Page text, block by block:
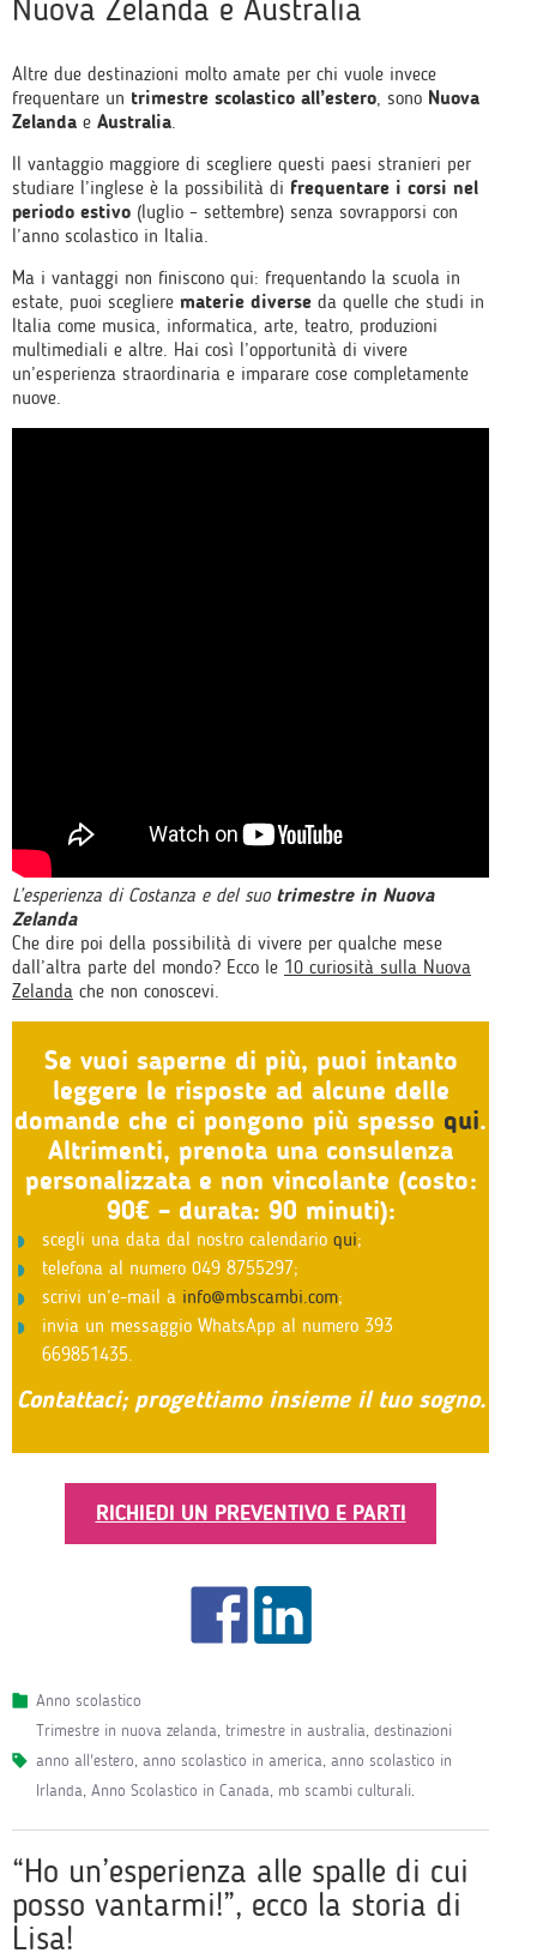
Nuova Zelanda e Australia
Altre due destinazioni molto amate per chi vuole invece
frequentare un trimestre scolastico all’estero , sono Nuova
Zelanda e Australia
Il vantaggio maggiore di scegliere questi paesi stranieri per
studiare l’inglese è la possibilità di frequentare i corsi nel
periodo estivo (luglio – settembre) senza sovrapporsi con
l’anno scolastico in Italia.
Ma i vantaggi non finiscono qui: frequentando la scuola in
estate, puoi scegliere materie diverse da quelle che studi in
Italia come musica, informatica, arte, teatro, produzioni
multimediali e altre. Hai così l’opportunità di vivere
un’esperienza straordinaria e imparare cose completamente
nuove.
L’esperienza di Costanza e del suo trimestre in Nuova
Zelanda
Che dire poi della possibilità di vivere per qualche mese
dall’altra parte del mondo? Ecco le 10 curiosità sulla Nuova
Zelanda che non conoscevi.
Se vuoi saperne di più, puoi intanto
leggere le risposte ad alcune delle
domande che ci pongono più spesso qui.
Altrimenti, prenota una consulenza
personalizzata e non vincolante (costo:
90€ – durata: 90 minuti):
scegli una data dal nostro calendario qui;
telefona al numero 049 8755297;
scrivi un’e-mail a info@mbscambi.com;
invia un messaggio WhatsApp al numero 393
669851435.
Contattaci; progettiamo insieme il tuo sogno.
RICHIEDI UN PREVENTIVO E PARTI
Anno scolastico
trimestre in nuova zelanda, trimestre in australia, destinazioni
anno all'estero, anno scolastico in america, anno scolastico in
Irlanda, Anno Scolastico in Canada, mb scambi culturali.
“Ho un’esperienza alle spalle di cui
posso vantarmi!”, ecco la storia di
Lisa!